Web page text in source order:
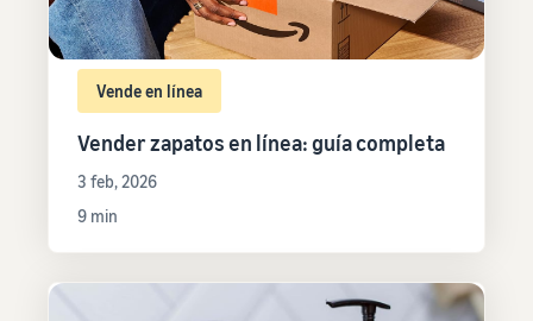
Vende en línea
Vender zapatos en línea: guía completa
3 feb, 2026
9 min